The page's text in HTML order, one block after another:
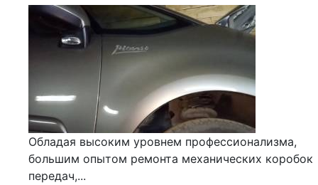
Обладая высоким уровнем профессионализма,
большим опытом ремонта механических коробок
передач,...